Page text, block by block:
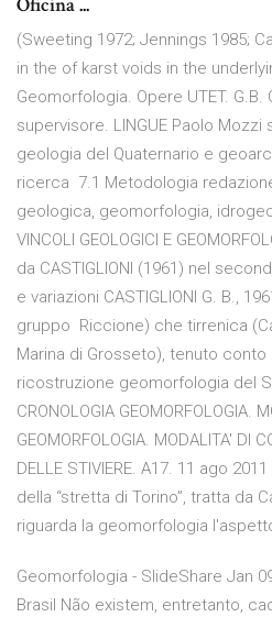
Oficina ...
(Sweeting 1972; Jennings 1985;
in the of karst voids in the
Geomorfologia. Opere UTET. G.B.
supervisore. LINGUE Paolo
geologia del Quaternario e
ricerca 7.1 Metodologia
geologica, geomorfologia,
VINCOLI GEOLOGICI E
da CASTIGLIONI (1961) nel
e variazioni CASTIGLIONI G. B.,
gruppo Riccione) che tirrenica
Marina di Grosseto), tenuto
ricostruzione geomorfologia del
CRONOLOGIA GEOMORFOLOGIA.
GEOMORFOLOGIA. MODALITA' DI
DELLE STIVIERE. A17. 11 ago
della “stretta di Torino”, tratta da
riguarda la geomorfologia
Geomorfologia - SlideShare Jan
Brasil Não existem, entretanto,